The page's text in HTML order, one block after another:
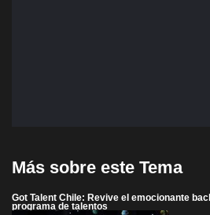
Más sobre este Tema
Got Talent Chile: Revive el emocionante
programa de talentos